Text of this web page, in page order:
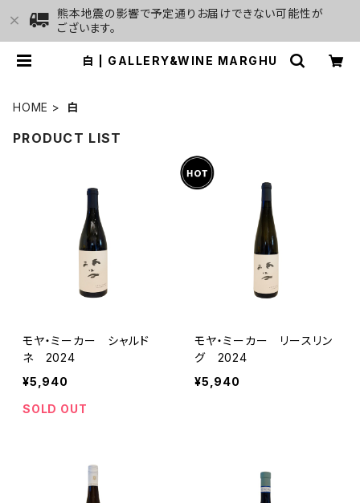
熊本地震の影響で予定通りお届けできない可能性が
ございます。
白 | GALLERY&WINE MARGHU
HOME 白
PRODUCT LIST
モヤ・ミーカー シャルド
ネ 2024
¥5,940
SOLD OUT
モヤ・ミーカー リースリン
グ 2024
¥5,940